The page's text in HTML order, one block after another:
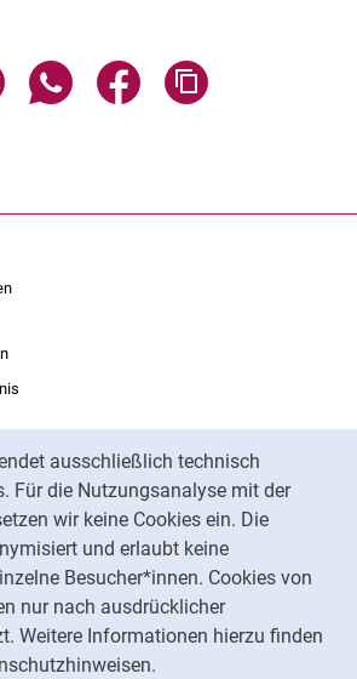
ausschließlich technisch
Für die Nutzungsanalyse mit der
wir keine Cookies ein. Die
und erlaubt keine
Besucher*innen. Cookies von
nur nach ausdrücklicher
Weitere Informationen hierzu finden
Seite über E-Mail teilen
Seite über WhatsApp teilen
Seite über Facebook